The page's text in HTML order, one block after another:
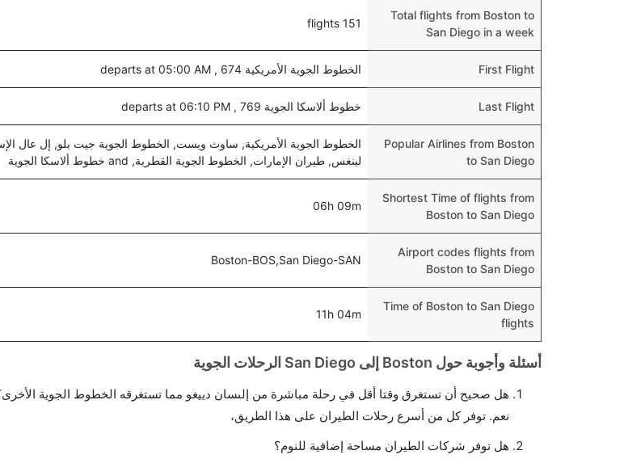
Total flights from Boston to
San Diego in a week
151 flights
First Flight الخطوط الجوية الأمريكية 674 , departs at 05:00 AM
Last Flight خطوط ألاسكا الجوية 769 , departs at 06:10 PM
Popular Airlines from Boston
to San Diego
الخطوط الجوية الأمريكية, ساوث ويست, الخطوط الجوية جيت بلو, إل عال
لينغس, طيران الإمارات, الخطوط الجوية القطرية, and خطوط ألاسكا الجوية
Shortest Time of flights from
Boston to San Diego
06h 09m
Airport codes flights from
Boston to San Diego
Boston-BOS,San Diego-SAN
Time of Boston to San Diego
flights
11h 04m
أسئلة وأجوبة حول Boston إلى San Diego الرحلات الجوية
هل صحيح أن تستغرق وقتا أقل في رحلة مباشرة من إلىسان دييغو مما تستغرقه الخطوط الجوية
نعم. توفر كل من أسرع رحلات الطيران على هذا الطريق،
هل توفر شركات الطيران مساحة إضافية للنوم؟